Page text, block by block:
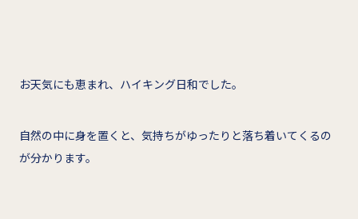
お天気にも恵まれ、ハイキング日和でした。
自然の中に身を置くと、気持ちがゆったりと落ち着いてくるの
が分かります。